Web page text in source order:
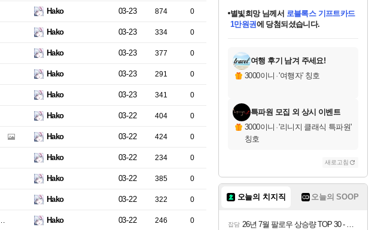
Hako 03-23 874 0
Hako 03-23 334 0
Hako 03-23 377 0
Hako 03-23 291 0
Hako 03-23 341 0
Hako 03-22 404 0
Hako 03-22 424 0
Hako 03-22 234 0
Hako 03-22 385 0
Hako 03-22 322 0
Hako 03-22 246 0
교환.
당첨되셨습니다.
당첨되셨습니다.
당첨되셨습니다.
별빛희망님께서 로블록스 기프트카드
1만원권에 당첨되셨습니다.
당첨되셨습니다.
당첨되셨습니다.
당첨되셨습니다.
당첨되셨습니다.
에디션 (스팀코드) 를 교환.
당첨되셨습니다.
여행 후기 남겨 주세요!
3000이니 ·'여행자' 칭호
특파원 모집 외 상시 이벤트
3000이니 ·'리니지 클래식 특파원'
칭호
새로고침
오늘의 치지직 오늘의 SOOP
잡담 26년 7월 팔로우 상승량 TOP 30 - 월간 치지직